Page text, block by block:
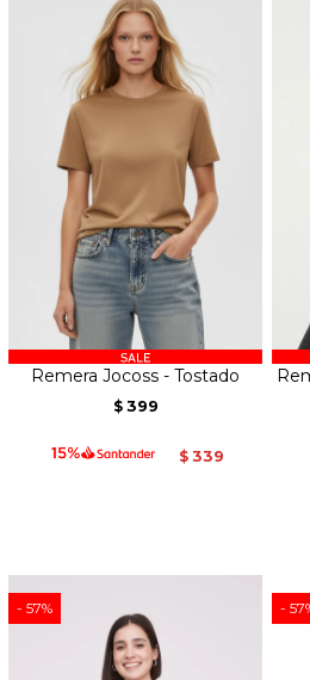
Remera Jocoss - Tostado
$ 399
$ 339
57 57